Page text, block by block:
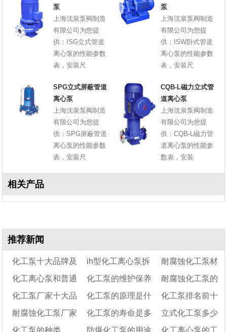
泵
上海沈泉泵阀制造
有限公司为您提
供：ISG立式管道
离心泵的性能参数
表，安装尺
泵
上海沈泉泵阀制造
有限公司为您提
供：ISW卧式管道
离心泵的性能参数
表，安装尺
SPG立式屏蔽管道
离心泵
上海沈泉泵阀制造
有限公司为您提
供：SPG屏蔽管道
离心泵的性能参数
表，安装尺
CQB-L磁力立式管
道离心泵
上海沈泉泵阀制造
有限公司为您提
供：CQB-L磁力管
道离心泵的性能参
数表，安装
相关产品
推荐新闻
化工泵十大品牌及
选型实用指南
ih型化工离心泵拆
装步骤
耐腐蚀化工泵材
质有哪些
化工离心泵和普通
离心泵有什么区别
化工泵的维护保养 耐腐蚀化工泵的
密封形式有哪些
化工泵厂家十大品 化工泵的原理是什 化工泵排名前十
的企业
耐腐蚀化工泵厂家 化工泵的寿命是多 立式化工泵多少
化工泵的种类 防爆化工泵的用途 化工离心泵的工